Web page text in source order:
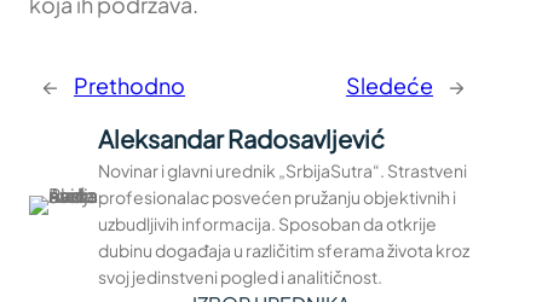
← Prethodno Sledeće →
Aleksandar Radosavljević
Novinar i glavni urednik „SrbijaSutra“. Strastveni
profesionalac posvećen pružanju objektivnih i
uzbudljivih informacija. Sposoban da otkrije
dubinu događaja u različitim sferama života kroz
svoj jedinstveni pogled i analitičnost.